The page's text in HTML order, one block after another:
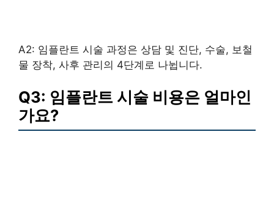
A2: 임플란트 시술 과정은 상담 및 진단, 수술, 보철
물 장착, 사후 관리의 4단계로 나뉩니다.
Q3: 임플란트 시술 비용은 얼마인
가요?